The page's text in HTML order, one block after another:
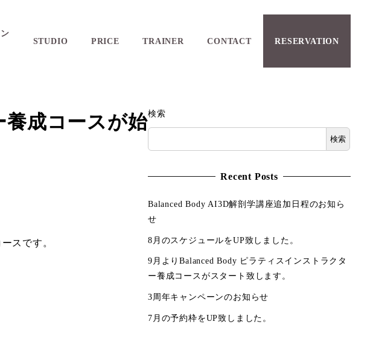
STUDIO PRICE TRAINER CONTACT RESERVATION
養成コースが始
スです。
検索
検索
Recent Posts
Balanced Body AI3D解剖学講座追加日程のお知ら
せ
8月のスケジュールをUP致しました。
9月よりBalanced Body ピラティスインストラクタ
ー養成コースがスタート致します。
3周年キャンペーンのお知らせ
7月の予約枠をUP致しました。